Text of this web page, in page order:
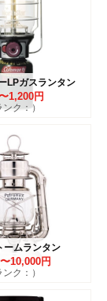
LPガスランタン
1,200円
ンク：）
ームランタン
10,000円
ンク：）